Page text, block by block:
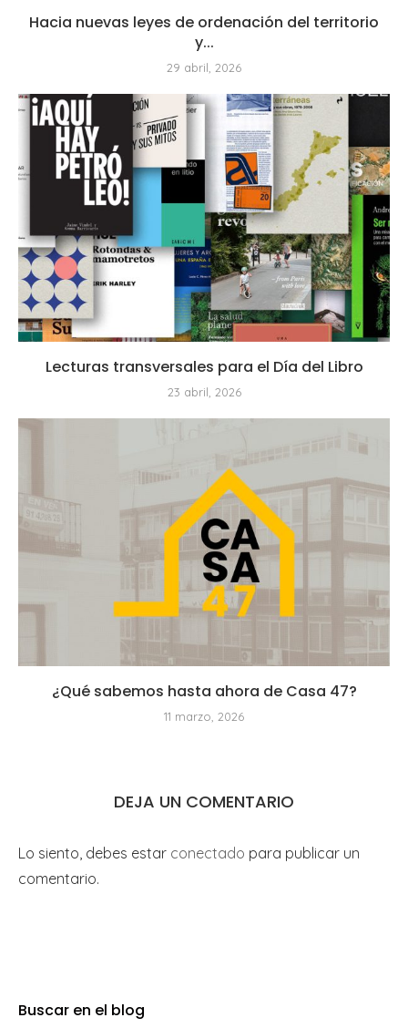
Hacia nuevas leyes de ordenación del territorio
y...
29 abril, 2026
Lecturas transversales para el Día del Libro
23 abril, 2026
¿Qué sabemos hasta ahora de Casa 47?
11 marzo, 2026
DEJA UN COMENTARIO
Lo siento, debes estar conectado para publicar un
comentario.
Buscar en el blog